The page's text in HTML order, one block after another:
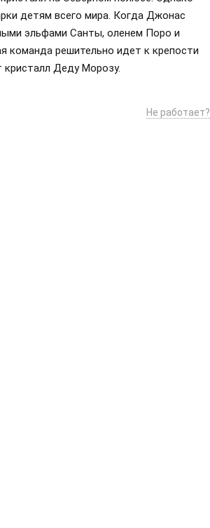
детям всего мира. Когда Джонас
эльфами Санты, оленем Поро и
команда решительно идет к крепости
кристалл Деду Морозу.
Не работает?